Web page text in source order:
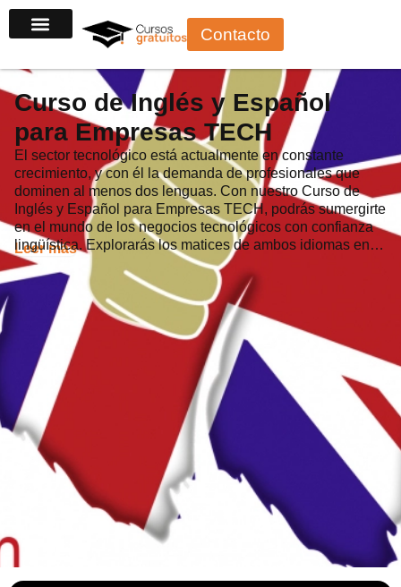
al
Contacto
Curso de Inglés y Español
para Empresas TECH
El sector tecnológico está actualmente en constante
crecimiento, y con él la demanda de profesionales que
dominen al menos dos lenguas. Con nuestro Curso de
Inglés y Español para Empresas TECH, podrás sumergirte
en el mundo de los negocios tecnológicos con confianza
lingüística. Explorarás los matices de ambos idiomas en…
Leer más